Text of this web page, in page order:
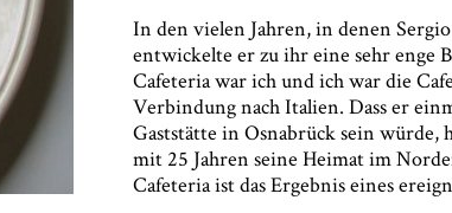
In den vielen Jahren, in denen
entwickelte er zu ihr eine sehr enge
Cafeteria war ich und ich war die
Verbindung nach Italien. Dass er
Gaststätte in Osnabrück sein
mit 25 Jahren seine Heimat im
Cafeteria ist das Ergebnis eines